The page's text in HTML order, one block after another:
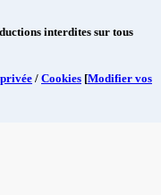
interdites sur tous
/ Cookies [Modifier vos